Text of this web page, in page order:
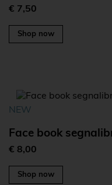
€ 7,50
Shop now
NEW
Face book
€ 8,00
Shop now